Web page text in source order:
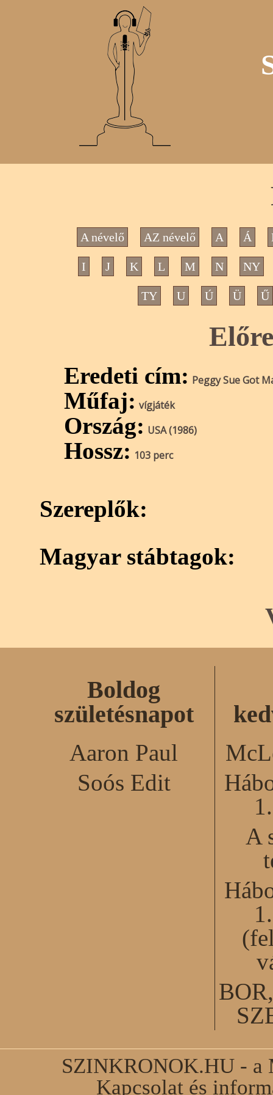
A névelő AZ névelő A Á
I J K L M N NY
TY U Ú Ü Ű
Eredeti cím: Peggy Sue Got
Műfaj: vígjáték
Ország: USA (1986)
Hossz: 103 perc
Szereplők:
Magyar stábtagok:
Boldog
születésnapot
Aaron Paul
Soós Edit
A
SZINKRONOK.HU - a
Kapcsolat és